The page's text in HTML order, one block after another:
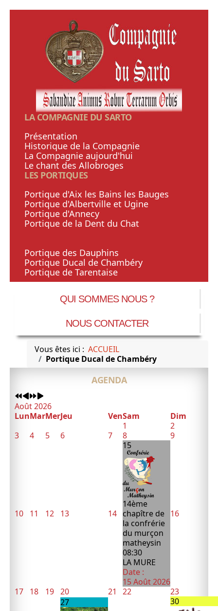
LA COMPAGNIE DU SARTO
Présentation
Historique de la Compagnie
La Compagnie aujourd'hui
Le chant des Allobroges
LES PORTIQUES
Portique d'Aix les Bains les Bauges
Portique d'Albertville et Ugine
Portique d'Annecy
Portique de la Dent du Chat
Portique des Dauphins
Portique Ducal de Chambéry
Portique de Tarentaise
QUI SOMMES NOUS ?
NOUS CONTACTER
Vous êtes ici : ACCUEIL
Portique Ducal de Chambéry
AGENDA
Août 2026
LunMarMerJeu VenSam
Dim
1
2
3
4 5 6 7 8 9
10 11 12 13 14
15
14ème
chapître de
la confrérie
du murçon
matheysin
08:30
LA MURE
Date :
15 Août 2026
16
17 18 19 20 21 22 23
27 30